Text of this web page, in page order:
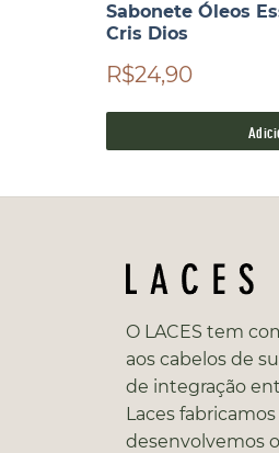
Sabonete Óleos
Cris Dios
R$24,90
O LACES tem
aos cabelos de
de integração
Laces
desenvolvemos